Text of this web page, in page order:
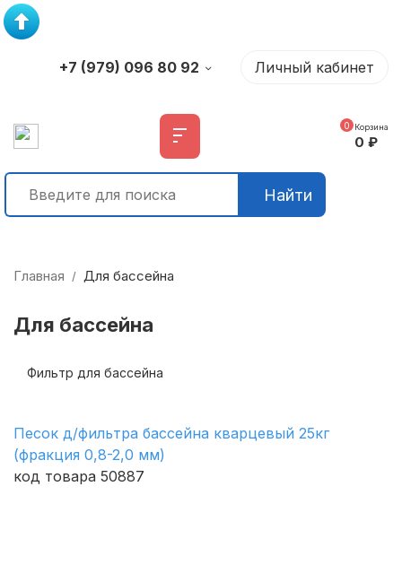
+7 (979) 096 80 92 Личный кабинет
Найти
0 Корзина
0 ₽
Главная / Для бассейна
Для бассейна
Фильтр для бассейна
Песок д/фильтра бассейна кварцевый 25кг
(фракция 0,8-2,0 мм)
код товара 50887